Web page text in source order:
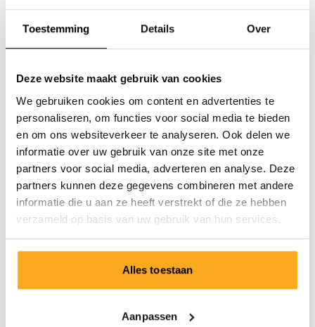
Toestemming Details Over
Deze website maakt gebruik van cookies
We gebruiken cookies om content en advertenties te
personaliseren, om functies voor social media te bieden
en om ons websiteverkeer te analyseren. Ook delen we
informatie over uw gebruik van onze site met onze
partners voor social media, adverteren en analyse. Deze
partners kunnen deze gegevens combineren met andere
informatie die u aan ze heeft verstrekt of die ze hebben
verzameld op basis van uw gebruik van hun services.
Alles toestaan
Aanpassen
Neem contact op
Wij staan 24/7 voor je klaar! Gebruik onze chatbot om
snel antwoord te krijgen. Klik op 'Stuur een bericht',
selecteer je type abonnement en stel je vraag. Je kunt
ons ook bereiken via hello-nl@onthatass.com. We
streven ernaar om je vraag binnen 3 werkdagen te
beantwoorden. Tel: +31 73 303 41 75 (ma-vr, 09:00u -
12:00u).
Stuur een bericht